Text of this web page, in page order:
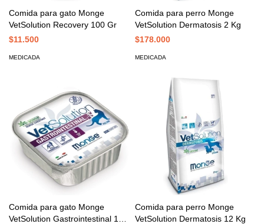
Comida para gato Monge
VetSolution Recovery 100 Gr
$11.500
MEDICADA
Comida para perro Monge
VetSolution Dermatosis 2 Kg
$178.000
MEDICADA
Comida para gato Monge
VetSolution Gastrointestinal 100
Comida para perro Monge
VetSolution Dermatosis 12 Kg